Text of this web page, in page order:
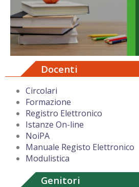
Docenti
Circolari
Formazione
Registro Elettronico
Istanze On-line
NoiPA
Manuale Registo Elettronico
Modulistica
Genitori